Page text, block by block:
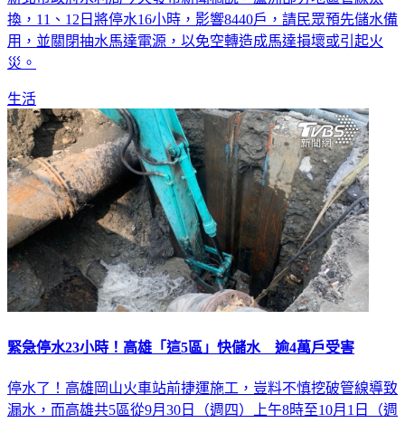
換，11、12日將停水16小時，影響8440戶，請民眾預先儲水備
用，並關閉抽水馬達電源，以免空轉造成馬達損壞或引起火
災。
生活
緊急停水23小時！高雄「這5區」快儲水 逾4萬戶受害
停水了！高雄岡山火車站前捷運施工，豈料不慎挖破管線導致
漏水，而高雄共5區從9月30日（週四）上午8時至10月1日（週